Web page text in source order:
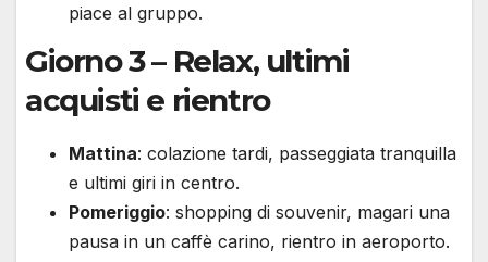
piace al gruppo.
Giorno 3 – Relax, ultimi
acquisti e rientro
Mattina: colazione tardi, passeggiata tranquilla
e ultimi giri in centro.
Pomeriggio: shopping di souvenir, magari una
pausa in un caffè carino, rientro in aeroporto.